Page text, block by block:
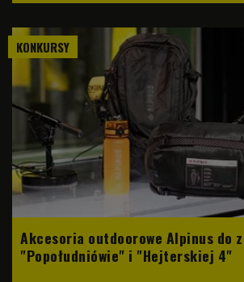
KONKURSY
Akcesoria outdoorowe Alpinus do
"Popołudniówie" i "Hejterskiej 4"